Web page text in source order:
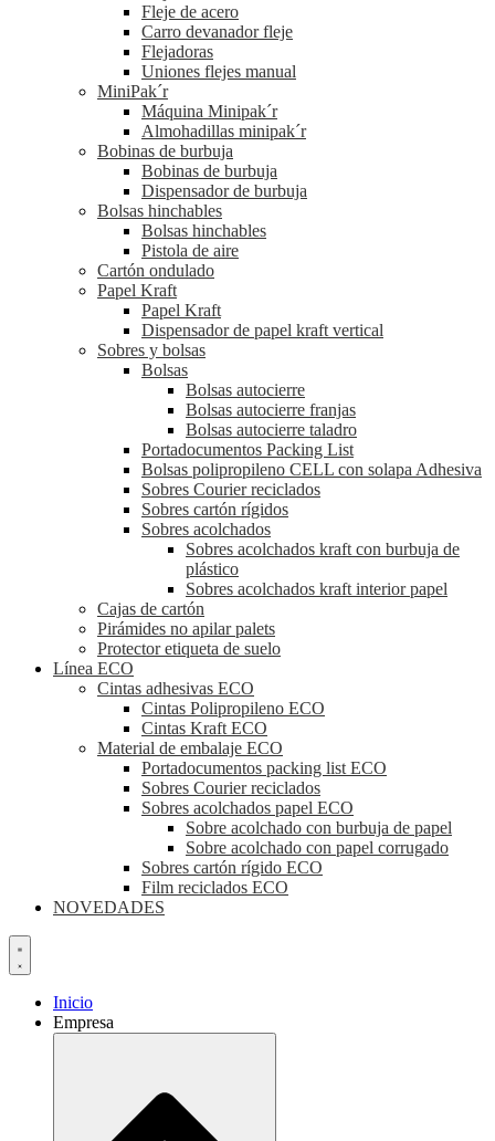
Fleje de acero
Carro devanador fleje
Flejadoras
Uniones flejes manual
MiniPak´r
Máquina Minipak´r
Almohadillas minipak´r
Bobinas de burbuja
Bobinas de burbuja
Dispensador de burbuja
Bolsas hinchables
Bolsas hinchables
Pistola de aire
Cartón ondulado
Papel Kraft
Papel Kraft
Dispensador de papel kraft vertical
Sobres y bolsas
Bolsas
Bolsas autocierre
Bolsas autocierre franjas
Bolsas autocierre taladro
Portadocumentos Packing List
Bolsas polipropileno CELL con solapa Adhesiva
Sobres Courier reciclados
Sobres cartón rígidos
Sobres acolchados
Sobres acolchados kraft con burbuja de
plástico
Sobres acolchados kraft interior papel
Cajas de cartón
Pirámides no apilar palets
Protector etiqueta de suelo
Línea ECO
Cintas adhesivas ECO
Cintas Polipropileno ECO
Cintas Kraft ECO
Material de embalaje ECO
Portadocumentos packing list ECO
Sobres Courier reciclados
Sobres acolchados papel ECO
Sobre acolchado con burbuja de papel
Sobre acolchado con papel corrugado
Sobres cartón rígido ECO
Film reciclados ECO
NOVEDADES
Inicio
Empresa